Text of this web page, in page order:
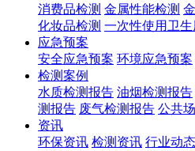
消费品检测 金属性能检测
化妆品检测 一次性使用卫
应急预案
安全应急预案 环境应急预案
检测案例
水质检测报告 油烟检测报告
测报告 废气检测报告 公共
资讯
环保资讯 检测资讯 行业动态